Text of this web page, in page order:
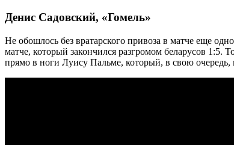
Денис Садовский, «Гомель»
Не обошлось без вратарского привоза в матче еще
матче, который закончился разгромом беларусов 1:5.
прямо в ноги Луису Пальме, который, в свою